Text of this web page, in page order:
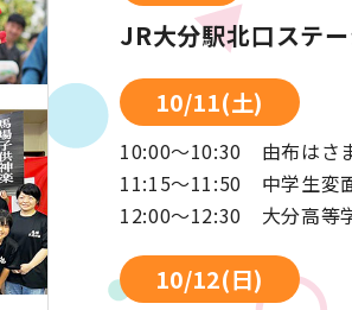
JR大分駅北口ステ
10/11(土)
10:00～10:30 由布はさ
11:15～11:50 中学生変
12:00～12:30 大分高等
10/12(日)